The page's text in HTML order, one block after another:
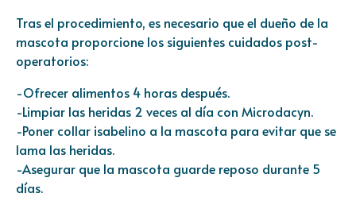
Tras el procedimiento, es necesario que el dueño de la
mascota proporcione los siguientes cuidados post-
operatorios:
-Ofrecer alimentos 4 horas después.
-Limpiar las heridas 2 veces al día con Microdacyn.
-Poner collar isabelino a la mascota para evitar que se
lama las heridas.
-Asegurar que la mascota guarde reposo durante 5
días.